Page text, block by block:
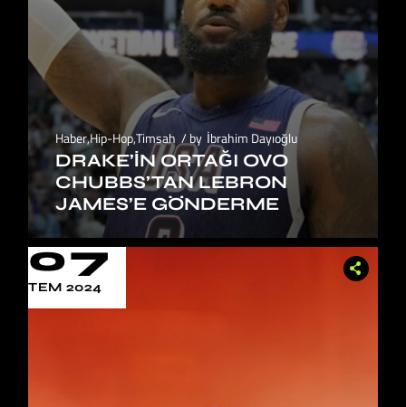
Haber,Hip-Hop,Timsah by İbrahim Dayıoğlu
DRAKE’IN ORTAĞI OVO
CHUBBS’TAN LEBRON
JAMES’E GÖNDERME
07
TEM 2024